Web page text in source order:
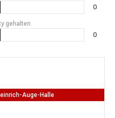
0
gehalten
0
Auge-Halle